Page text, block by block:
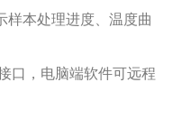
样本处理进度、温度曲
口，电脑端软件可远程